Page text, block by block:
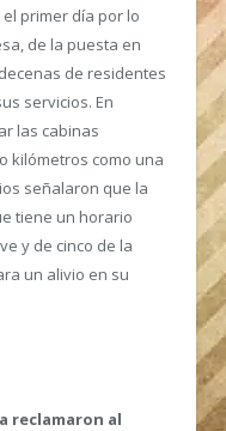
primer día por lo
de la puesta en
de residentes
servicios. En
las cabinas
kilómetros como una
señalaron que la
tiene un horario
y de cinco de la
un alivio en su
reclamaron al